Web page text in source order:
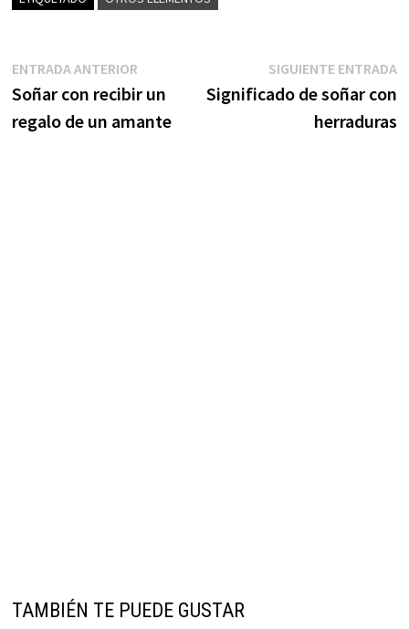
Navegación
de
entradas
ENTRADA ANTERIOREntrada
anterior:
Soñar con recibir un
regalo de un amante
SIGUIENTE ENTRADA
Significado de soñar con
herraduras
TAMBIÉN TE PUEDE GUSTAR